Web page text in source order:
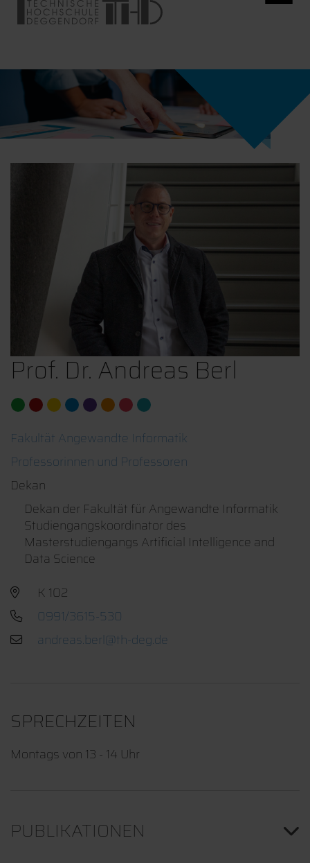
Prof. Dr. Andreas Berl
Fakultät Angewandte Informatik
Professorinnen und Professoren
Dekan
Dekan der Fakultät für Angewandte Informatik
Studiengangskoordinator des
Masterstudiengangs Artificial Intelligence and
Data Science
K 102
0991/3615-530
SPRECHZEITEN
Montags von 13 - 14 Uhr
PUBLIKATIONEN